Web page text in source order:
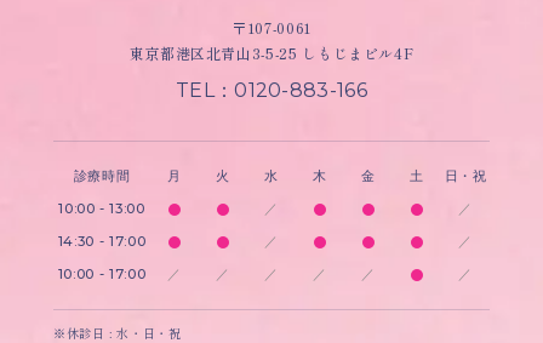
〒107-0061
東京都港区北青山3-5-25 しもじまビル4F
TEL：0120-883-166
診療時間 月 火 水 木 金 土 日・祝
10:00 - 13:00 ／ ／
14:30 - 17:00 ／ ／
10:00 - 17:00 ／ ／ ／ ／ ／ ／
※休診日 : 水・日・祝